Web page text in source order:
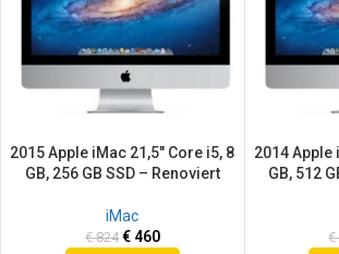
2015 Apple iMac 21,5″ Core i5, 8
GB, 256 GB SSD – Renoviert
iMac
€824 €460
2014 Apple
GB, 512
€